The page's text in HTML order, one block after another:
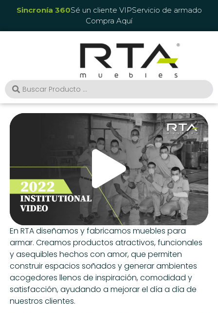
Sincronía 360Sé un cliente VIPServicio de armado
Compra Aquí
En RTA diseñamos y fabricamos muebles para
armar. Creamos productos atractivos, funcionales
y asequibles hechos con amor, que permiten
construir espacios soñados y generar ambientes
acogedores llenos de inspiración, comodidad y
satisfacción, ayudando a mejorar el día a día de
nuestros clientes.